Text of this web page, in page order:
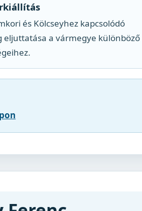
és Kölcseyhez kapcsolódó
eljuttatása a vármegye különböző